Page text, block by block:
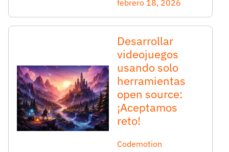
febrero 18, 2026
Desarrollar
videojuegos
usando solo
herramientas
open source:
¡Aceptamos
reto!
Codemotion